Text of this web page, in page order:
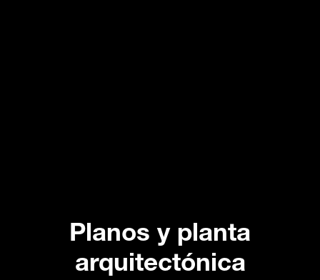
Planos y planta
arquitectónica